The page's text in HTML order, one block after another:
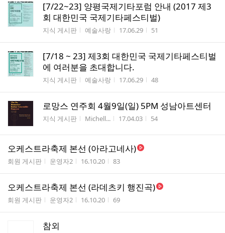
[7/22~23] 양평국제기타포럼 안내 (2017 제3
회 대한민국 국제기타페스티벌)
게시판명
지식 게시판 작성자
예술사랑 작성시간
17.06.29 조회수
51
[7/18 ~ 23] 제3회 대한민국 국제기타페스티벌
에 여러분을 초대합니다.
게시판명
지식 게시판 작성자
예술사랑 작성시간
17.06.29 조회수
48
로망스 연주회 4월9일(일) 5PM 성남아트센터
게시판명
지식 게시판 작성자
Michell... 작성시간
17.04.03 조회수
54
오케스트라축제 본선 (아라고네사)
게시판명
회원 게시판 작성자
운영자2 작성시간
16.10.20 조회수
83
오케스트라축제 본선 (라데츠키 행진곡)
게시판명
회원 게시판 작성자
운영자2 작성시간
16.10.20 조회수
69
참외